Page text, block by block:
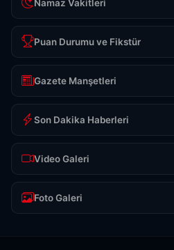
Namaz Vakitleri
Puan Durumu ve Fikstür
Gazete Manşetleri
Son Dakika Haberleri
Video Galeri
Foto Galeri